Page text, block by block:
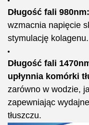
Długość fali 980nm:
wzmacnia napięcie
stymulację kolagenu.
Długość fali
upłynnia komórki
zarówno w wodzie,
zapewniając
tłuszczu.